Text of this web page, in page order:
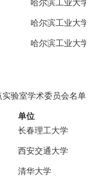
哈尔滨工业大学
哈尔滨工业大学
哈尔滨工业大学
实验室学术委员会名单
单位
长春理工大学
西安交通大学
清华大学